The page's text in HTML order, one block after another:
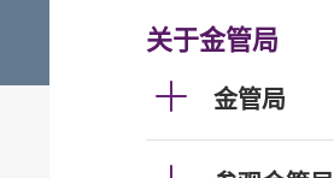
关于金管局
金管局